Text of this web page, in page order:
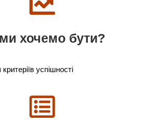
хочемо бути?
успішності